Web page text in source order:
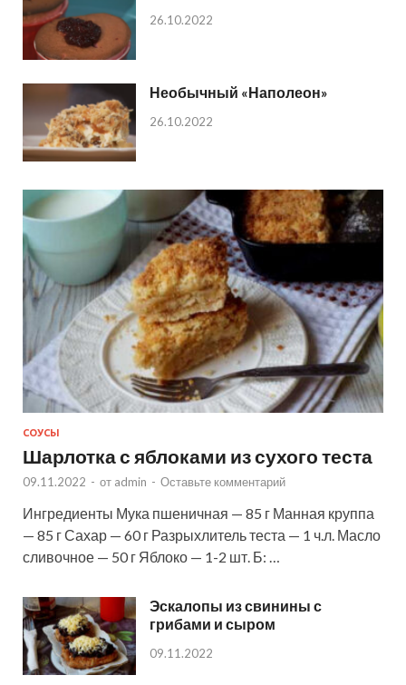
26.10.2022
Необычный «Наполеон»
26.10.2022
СОУСЫ
Шарлотка с яблоками из сухого теста
09.11.2022 - от admin - Оставьте комментарий
Ингредиенты Мука пшеничная — 85 г Манная круппа
— 85 г Сахар — 60 г Разрыхлитель теста — 1 ч.л. Масло
сливочное — 50 г Яблоко — 1-2 шт. Б: …
Эскалопы из свинины с
грибами и сыром
09.11.2022